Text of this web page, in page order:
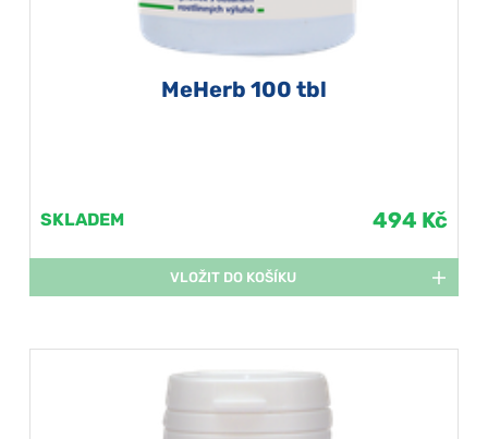
MeHerb 100 tbl
SKLADEM 494 Kč
VLOŽIT DO KOŠÍKU